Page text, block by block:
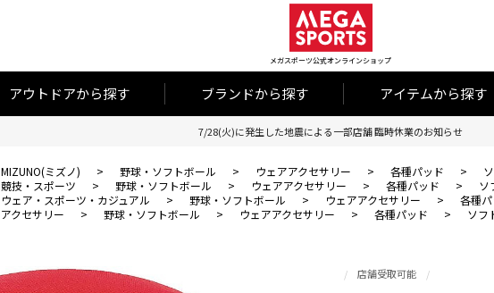
メガスポーツ公式オンラインショップ
アウトドアから探す ブランドから探す アイテムから探す
7/28(火)に発生した地震による一部店舗 臨時休業のお知らせ
MIZUNO(ミズノ) > 野球・ソフトボール > ウェアアクセサリー > 各種パッド >
競技・スポーツ > 野球・ソフトボール > ウェアアクセサリー > 各種パッド >
ソ
ウェア・スポーツ・カジュアル > 野球・ソフトボール > ウェアアクセサリー > 各種
アクセサリー > 野球・ソフトボール > ウェアアクセサリー > 各種パッド > ソフ
店舗受取可能